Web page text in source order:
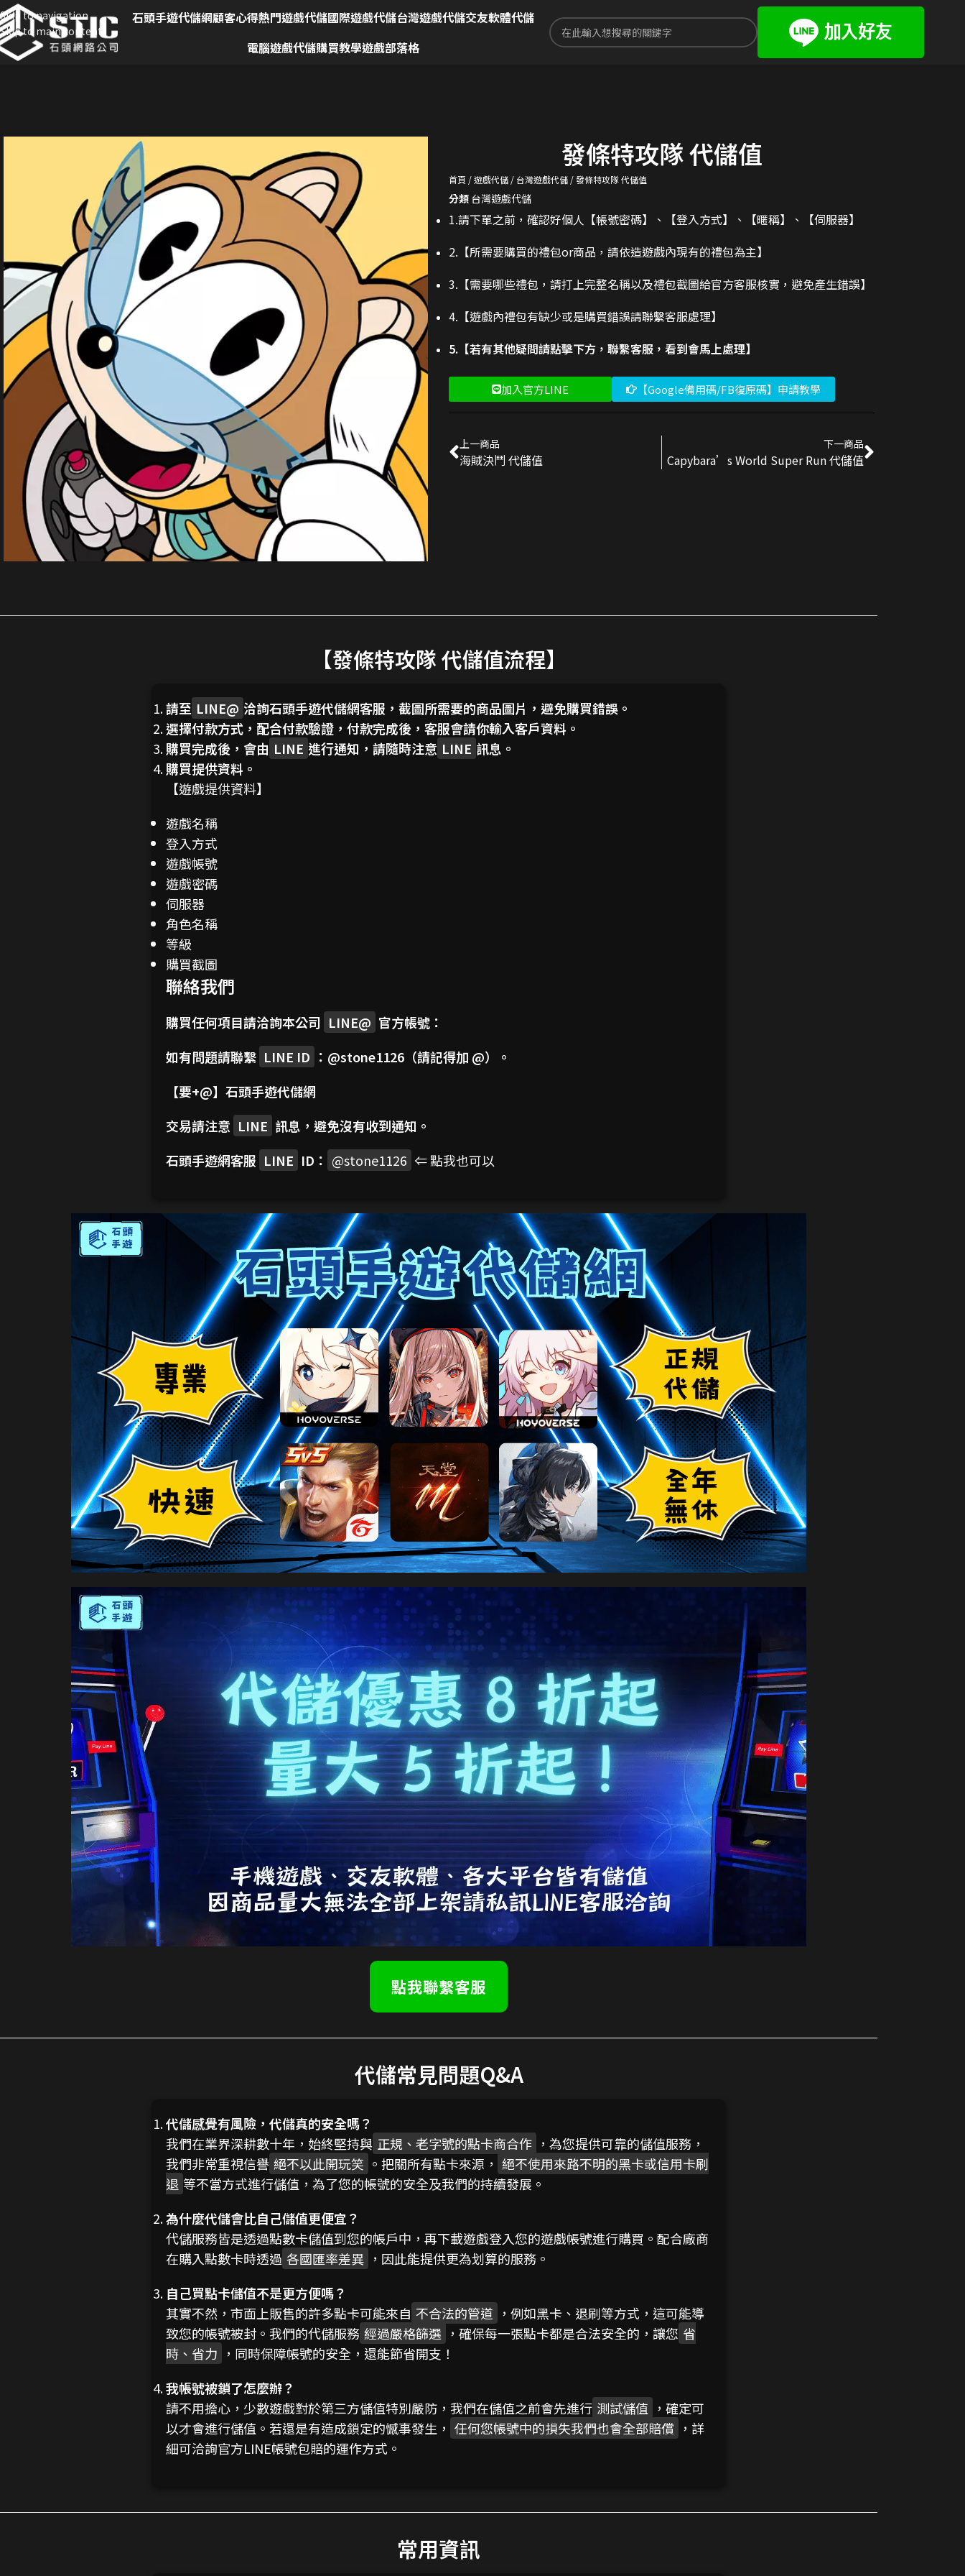
Skip to navigation
Skip to main content
石頭手遊代儲網顧客心得熱門遊戲代儲國際遊戲代儲台灣遊戲代儲交友軟體代儲
電腦遊戲代儲購買教學遊戲部落格
發條特攻隊 代儲值
首頁 遊戲代儲 台灣遊戲代儲 發條特攻隊 代儲值
分類 台灣遊戲代儲
1.請下單之前，確認好個人【帳號密碼】、【登入方式】、【暱稱】、【伺服器】
2. 【所需要購買的禮包or商品，請依造遊戲內現有的禮包為主】
3. 【需要哪些禮包，請打上完整名稱以及禮包截圖給官方客服核實，避免產生錯誤】
4.【遊戲內禮包有缺少或是購買錯誤請聯繫客服處理】
5.【若有其他疑問請點擊下方，聯繫客服，看到會馬上處理】
加入官方LINE 【Google備用碼/FB復原碼】申請教學
上一商品
海賊決鬥 代儲值
下一商品
Capybara’s World Super Run 代儲值
【發條特攻隊 代儲值流程】
請至 LINE@ 洽詢石頭手遊代儲網客服，截圖所需要的商品圖片，避免購買錯誤。
選擇付款方式，配合付款驗證，付款完成後，客服會請你輸入客戶資料。
購買完成後，會由 LINE 進行通知，請隨時注意 LINE 訊息。
購買提供資料。
【遊戲提供資料】
遊戲名稱
登入方式
遊戲帳號
遊戲密碼
伺服器
角色名稱
等級
購買截圖
聯絡我們
購買任何項目請洽詢本公司 LINE@ 官方帳號：
如有問題請聯繫 LINE ID ： @stone1126 （請記得加 @）。
【要+@】 石頭手遊代儲網
交易請注意 LINE 訊息，避免沒有收到通知。
石頭手遊網客服 LINE ID： @stone1126 ⇐ 點我也可以
點我聯繫客服
代儲常見問題Q&A
代儲感覺有風險，代儲真的安全嗎？
我們在業界深耕數十年，始終堅持與 正規、老字號的點卡商合作 ，為您提供可靠的儲值服務，
我們非常重視信譽 絕不以此開玩笑 。把關所有點卡來源， 絕不使用來路不明的黑卡或信用卡刷
退 等不當方式進行儲值，為了您的帳號的安全及我們的持續發展。
為什麼代儲會比自己儲值更便宜？
代儲服務皆是透過點數卡儲值到您的帳戶中，再下載遊戲登入您的遊戲帳號進行購買。配合廠商
在購入點數卡時透過 各國匯率差異 ，因此能提供更為划算的服務。
自己買點卡儲值不是更方便嗎？
其實不然，市面上販售的許多點卡可能來自 不合法的管道 ，例如黑卡、退刷等方式，這可能導
致您的帳號被封。我們的代儲服務 經過嚴格篩選 ，確保每一張點卡都是合法安全的，讓您 省
時、省力 ，同時保障帳號的安全，還能節省開支！
我帳號被鎖了怎麼辦？
請不用擔心，少數遊戲對於第三方儲值特別嚴防，我們在儲值之前會先進行 測試儲值 ，確定可
以才會進行儲值。若還是有造成鎖定的憾事發生， 任何您帳號中的損失我們也會全部賠償 ，詳
細可洽詢官方LINE帳號包賠的運作方式。
常用資訊